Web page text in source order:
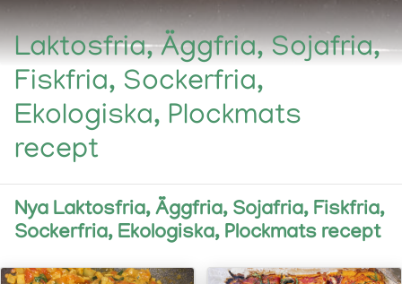
Laktosfria, Äggfria, Sojafria,
Fiskfria, Sockerfria,
Ekologiska, Plockmats
recept
Nya Laktosfria, Äggfria, Sojafria, Fiskfria,
Sockerfria, Ekologiska, Plockmats recept